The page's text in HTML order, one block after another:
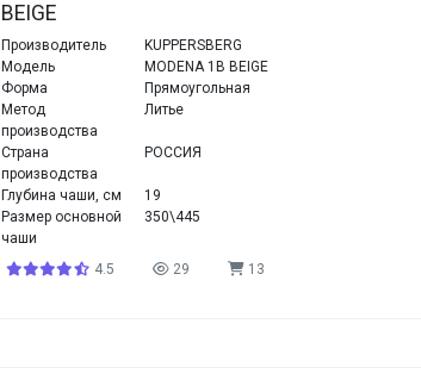
BEIGE
Производитель
KUPPERSBERG
Модель
MODENA 1B BEIGE
Форма
Прямоугольная
Метод
производства
Литье
Страна
производства
РОССИЯ
Глубина чаши, см
19
Размер основной
чаши
350\445
4.5 29 13